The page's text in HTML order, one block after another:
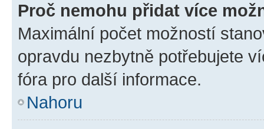
Proč nemohu přidat více
Maximální počet možností
opravdu nezbytně potřebujete
fóra pro další informace.
Nahoru